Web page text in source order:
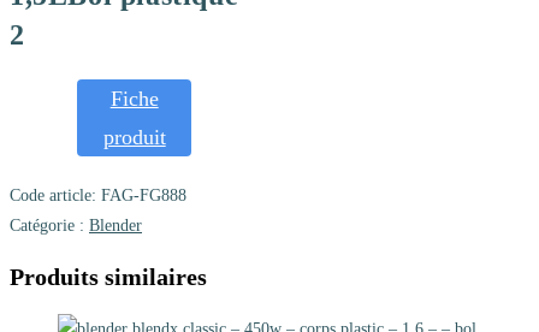
2
Fiche
produit
Code article: FAG-FG888
Catégorie : Blender
Produits similaires